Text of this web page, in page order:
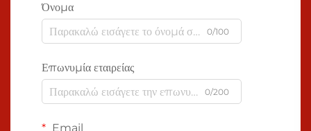
Όνομα
0/100
Επωνυμία εταιρείας
0/200
Email